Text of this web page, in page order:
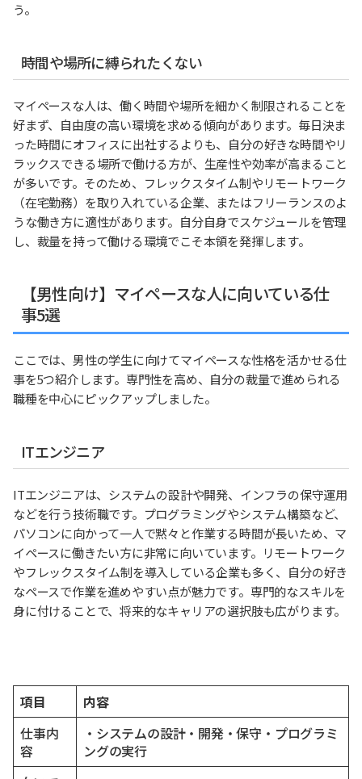
う。
時間や場所に縛られたくない
マイペースな人は、働く時間や場所を細かく制限されることを
好まず、自由度の高い環境を求める傾向があります。毎日決ま
った時間にオフィスに出社するよりも、自分の好きな時間やリ
ラックスできる場所で働ける方が、生産性や効率が高まること
が多いです。そのため、フレックスタイム制やリモートワーク
（在宅勤務）を取り入れている企業、またはフリーランスのよ
うな働き方に適性があります。自分自身でスケジュールを管理
し、裁量を持って働ける環境でこそ本領を発揮します。
【男性向け】マイペースな人に向いている仕
事5選
ここでは、男性の学生に向けてマイペースな性格を活かせる仕
事を5つ紹介します。専門性を高め、自分の裁量で進められる
職種を中心にピックアップしました。
ITエンジニア
ITエンジニアは、システムの設計や開発、インフラの保守運用
などを行う技術職です。プログラミングやシステム構築など、
パソコンに向かって一人で黙々と作業する時間が長いため、マ
イペースに働きたい方に非常に向いています。リモートワーク
やフレックスタイム制を導入している企業も多く、自分の好き
なペースで作業を進めやすい点が魅力です。専門的なスキルを
身に付けることで、将来的なキャリアの選択肢も広がります。
項目
内容
仕事内
容
・システムの設計・開発・保守・プログラミ
ングの実行